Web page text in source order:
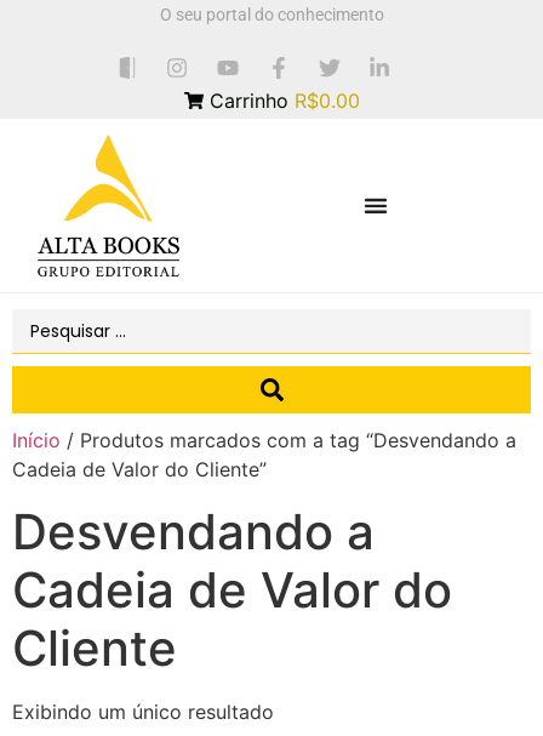
O seu portal do conhecimento
Carrinho R$0.00
Início / Produtos marcados com a tag “Desvendando a
Cadeia de Valor do Cliente”
Desvendando a
Cadeia de Valor do
Cliente
Exibindo um único resultado